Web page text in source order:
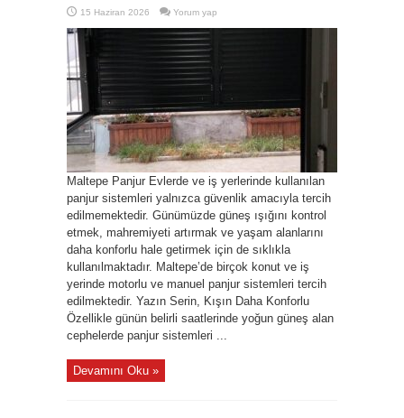
15 Haziran 2026 Yorum yap
Maltepe Panjur Evlerde ve iş yerlerinde kullanılan
panjur sistemleri yalnızca güvenlik amacıyla tercih
edilmemektedir. Günümüzde güneş ışığını kontrol
etmek, mahremiyeti artırmak ve yaşam alanlarını
daha konforlu hale getirmek için de sıklıkla
kullanılmaktadır. Maltepe’de birçok konut ve iş
yerinde motorlu ve manuel panjur sistemleri tercih
edilmektedir. Yazın Serin, Kışın Daha Konforlu
Özellikle günün belirli saatlerinde yoğun güneş alan
cephelerde panjur sistemleri ...
Devamını Oku »